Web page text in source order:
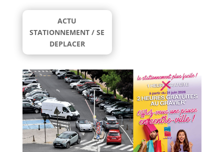
ACTU
STATIONNEMENT / SE
DEPLACER